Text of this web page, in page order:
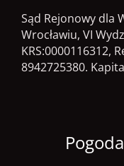
Sąd Rejonowy dla
Wrocławiu, VI
KRS:0000116312,
8942725380.